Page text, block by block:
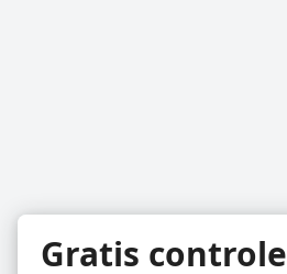
Gratis controle